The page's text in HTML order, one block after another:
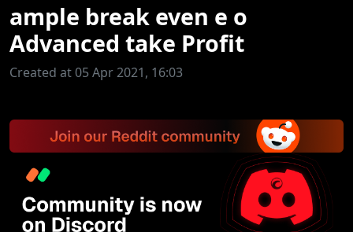
ample break even e o
Advanced take Profit
Created at 05 Apr 2021, 16:03